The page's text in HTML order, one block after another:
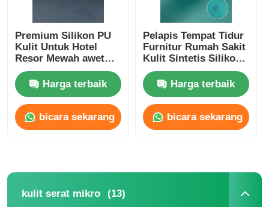
Premium Silikon PU
Kulit Untuk Hotel
Resor Mewah awet
Eco sadar
Harga terbaik
bicara sekarang
Pelapis Tempat Tidur
Furnitur Rumah Sakit
Kulit Sintetis Silikon
Kelas Medis
Harga terbaik
bicara sekarang
kulit serat mikro (13)